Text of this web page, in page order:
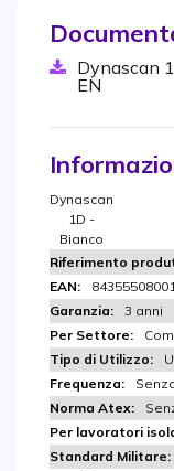
Dynascan
EN
Dynascan
1D -
Bianco
3 anni